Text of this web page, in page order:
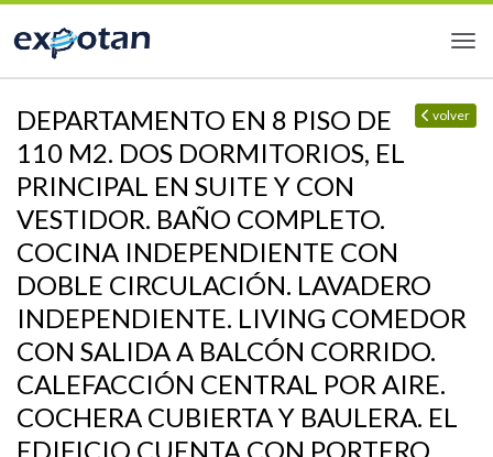
volver
DEPARTAMENTO EN 8 PISO DE
110 M2. DOS DORMITORIOS, EL
PRINCIPAL EN SUITE Y CON
VESTIDOR. BAÑO COMPLETO.
COCINA INDEPENDIENTE CON
DOBLE CIRCULACIÓN. LAVADERO
INDEPENDIENTE. LIVING COMEDOR
CON SALIDA A BALCÓN CORRIDO.
CALEFACCIÓN CENTRAL POR AIRE.
COCHERA CUBIERTA Y BAULERA. EL
EDIFICIO CUENTA CON PORTERO